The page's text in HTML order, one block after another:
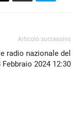
Articolo successivo
radio nazionale del
Febbraio 2024 12:30